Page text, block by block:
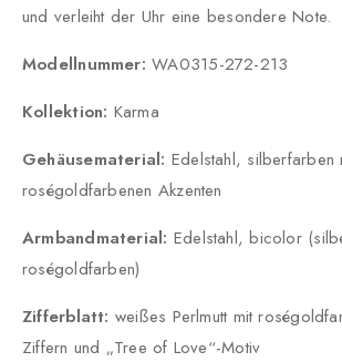
und verleiht der Uhr eine besondere Note.
Modellnummer: WA0315-272-213
Kollektion: Karma
Gehäusematerial: Edelstahl, silberfarben
roségoldfarbenen Akzenten
Armbandmaterial: Edelstahl, bicolor
roségoldfarben)
Zifferblatt: weißes Perlmutt mit
Ziffern und „Tree of Love“-Motiv